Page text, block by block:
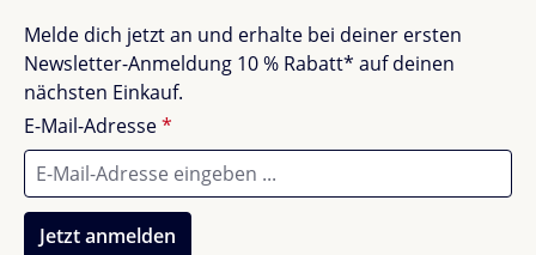
Keine Bewertungen gefunden. Teile deine
Erfahrungen mit anderen.
Melde dich jetzt an und erhalte bei deiner ersten
Newsletter-Anmeldung 10 % Rabatt* auf deinen
nächsten Einkauf.
E-Mail-Adresse*
Jetzt anmelden